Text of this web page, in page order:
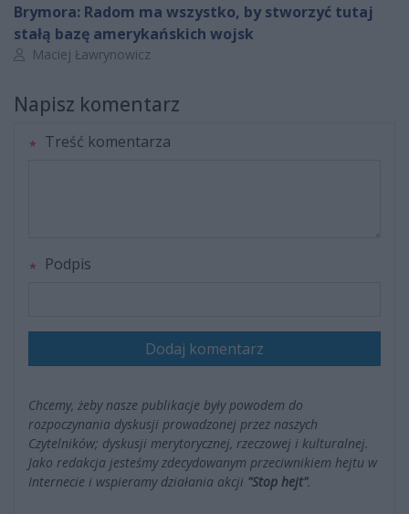
Brymora: Radom ma wszystko, by stworzyć tutaj
stałą bazę amerykańskich wojsk
Autor artykułu:
Maciej Ławrynowicz
Napisz komentarz
Treść komentarza
Podpis
Dodaj komentarz
Chcemy, żeby nasze publikacje były powodem do
rozpoczynania dyskusji prowadzonej przez naszych
Czytelników; dyskusji merytorycznej, rzeczowej i kulturalnej.
Jako redakcja jesteśmy zdecydowanym przeciwnikiem hejtu w
Internecie i wspieramy działania akcji "Stop hejt".